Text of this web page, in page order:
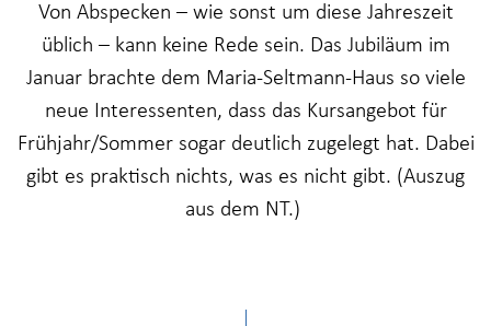
Von Abspecken – wie sonst um diese Jahreszeit
üblich – kann keine Rede sein. Das Jubiläum im
Januar brachte dem Maria-Seltmann-Haus so viele
neue Interessenten, dass das Kursangebot für
Frühjahr/Sommer sogar deutlich zugelegt hat. Dabei
gibt es praktisch nichts, was es nicht gibt. (Auszug
aus dem NT.)